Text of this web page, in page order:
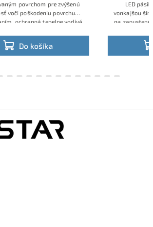
Do košíka
pre zvýšenú
poškodeniu povrchu
tepelne vodivá
pásiky so
vonkajšou šírkou
ustenú
dokončenie